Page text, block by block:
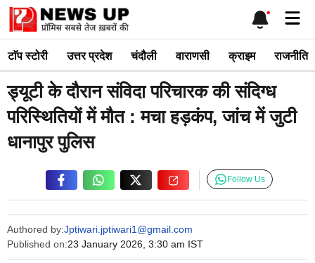
Skip
content
टाॅप स्टोरी उत्तर प्रदेश चंदौली वाराणसी क्राइम राजनीति
ड्यूटी के दौरान संविदा परिचारक की संदिग्ध
परिस्थितियों में मौत : मचा हड़कंप, जांच में जुटी
धानापुर पुलिस
Authored by:Jptiwari.jptiwari1@gmail.com
Published on:23 January 2026, 3:30 am IST
Follow Us